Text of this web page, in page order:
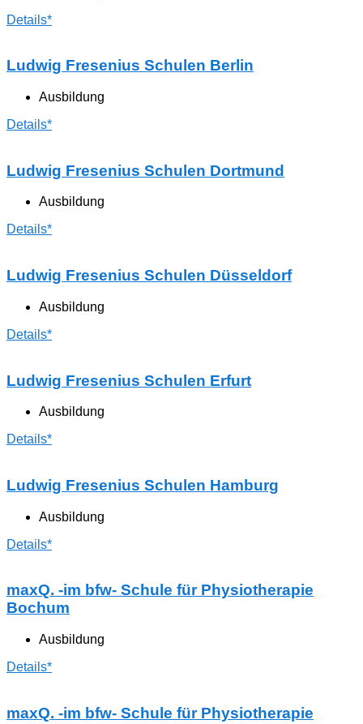
Details*
Ludwig Fresenius Schulen Berlin
Ausbildung
Details*
Ludwig Fresenius Schulen Dortmund
Ausbildung
Details*
Ludwig Fresenius Schulen Düsseldorf
Ausbildung
Details*
Ludwig Fresenius Schulen Erfurt
Ausbildung
Details*
Ludwig Fresenius Schulen Hamburg
Ausbildung
Details*
maxQ. -im bfw- Schule für Physiotherapie
Bochum
Ausbildung
Details*
maxQ. -im bfw- Schule für Physiotherapie